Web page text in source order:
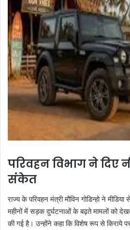
परिवहन विभाग ने दिए
संकेत
राज्य के परिवहन मंत्री मौविन गोडिन्हो ने
महीनों में सड़क दुर्घटनाओं के बढ़ते मामलों को
की गई है। उन्होंने कहा कि विशेष रूप से किराये